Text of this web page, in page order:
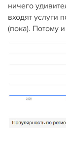
ничего
входят услуги
(пока). Потому